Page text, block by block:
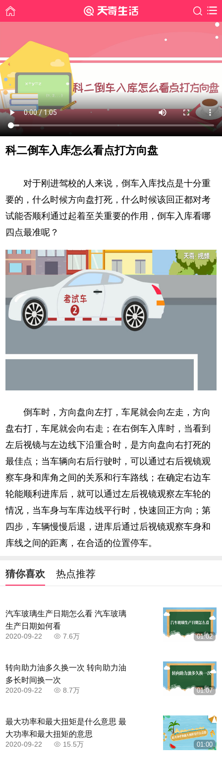
科二倒车入库怎么看点打方向盘
对于刚进驾校的人来说，倒车入库找点是十分重
要的，什么时候方向盘打死，什么时候该回正都对考
试能否顺利通过起着至关重要的作用，倒车入库看哪
四点最准呢？
倒车时，方向盘向左打，车尾就会向左走，方向
盘右打，车尾就会向右走；在右倒车入库时，当看到
左后视镜与左边线下沿重合时，是方向盘向右打死的
最佳点；当车辆向右后行驶时，可以通过右后视镜观
察车身和库角之间的关系和行车路线；在确定右边车
轮能顺利进库后，就可以通过左后视镜观察左车轮的
情况，当车身与车库边线平行时，快速回正方向；第
四步，车辆慢慢后退，进库后通过后视镜观察车身和
库线之间的距离，在合适的位置停车。
猜你喜欢 热点推荐
01:02
汽车玻璃生产日期怎么看 汽车玻璃
生产日期如何看
2020-09-22 7.6万
01:07
转向助力油多久换一次 转向助力油
多长时间换一次
2020-09-22 8.7万
01:00
最大功率和最大扭矩是什么意思 最
大功率和最大扭矩的意思
2020-09-22 15.5万